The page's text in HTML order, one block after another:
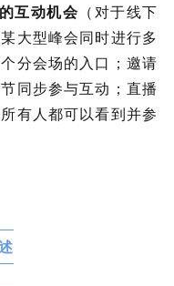
互动机会 （对于线下
大型峰会同时进行多
分会场的入口；邀请
同步参与互动；直播
有人都可以看到并参